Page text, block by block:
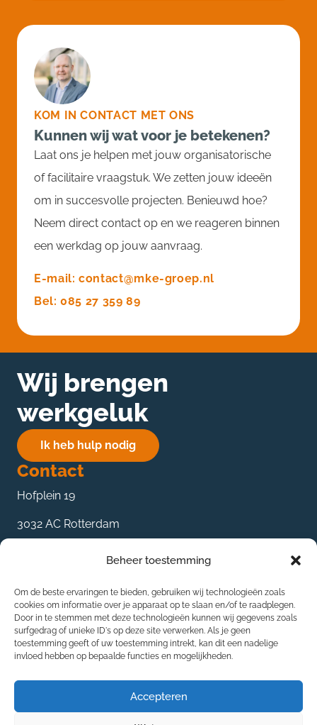
Beheer toestemming
Om de beste ervaringen te bieden, gebruiken wij technologieën zoals
cookies om informatie over je apparaat op te slaan en/of te raadplegen.
Door in te stemmen met deze technologieën kunnen wij gegevens zoals
surfgedrag of unieke ID's op deze site verwerken. Als je geen
toestemming geeft of uw toestemming intrekt, kan dit een nadelige
invloed hebben op bepaalde functies en mogelijkheden.
Accepteren
KOM IN CONTACT MET ONS
Kunnen wij wat voor je betekenen?
Laat ons je helpen met jouw organisatorische
of facilitaire vraagstuk. We zetten jouw ideeën
om in succesvolle projecten. Benieuwd hoe?
Neem direct contact op en we reageren binnen
een werkdag op jouw aanvraag.
E-mail: contact@mke-groep.nl
Bel: 085 27 359 89
Wij brengen
werkgeluk
Ik heb hulp nodig
Contact
Hofplein 19
3032 AC Rotterdam
De oplossingen
Bedrijfsadvies
Projectmanagement
Interim-management